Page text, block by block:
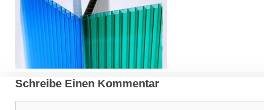
Schreibe Einen Kommentar